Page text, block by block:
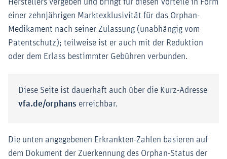
Herstellers vergeben und bringt für diesen Vorteile in Form
einer zehnjährigen Marktexklusivität für das Orphan-
Medikament nach seiner Zulassung (unabhängig vom
Patentschutz); teilweise ist er auch mit der Reduktion
oder dem Erlass bestimmter Gebühren verbunden.
Diese Seite ist dauerhaft auch über die Kurz-Adresse
vfa.de/orphans erreichbar.
Die unten angegebenen Erkrankten-Zahlen basieren auf
dem Dokument der Zuerkennung des Orphan-Status der